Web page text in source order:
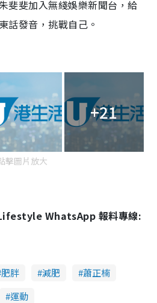
斐斐加入無綫娛樂新聞台，給
話發音，挑戰自己。
+21
擊圖片放大
WhatsApp 報料專線:
肥胖 減肥
蕭正楠
運動